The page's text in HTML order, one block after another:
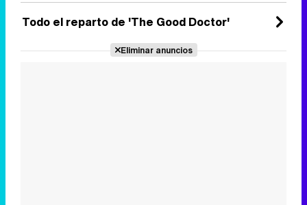
Todo el reparto de 'The Good Doctor'
Eliminar anuncios